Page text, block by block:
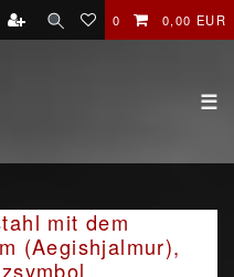
0 0,00 EUR
☰